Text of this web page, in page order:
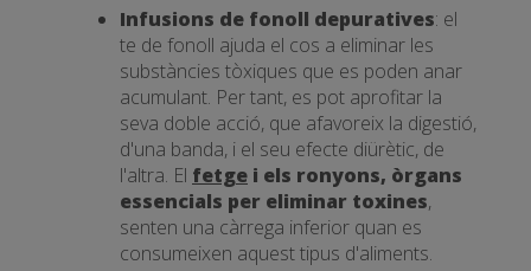
Infusions de fonoll depuratives: el
te de fonoll ajuda el cos a eliminar les
substàncies tòxiques que es poden anar
acumulant. Per tant, es pot aprofitar la
seva doble acció, que afavoreix la digestió,
d'una banda, i el seu efecte diürètic, de
l'altra. El fetge i els ronyons, òrgans
essencials per eliminar toxines,
senten una càrrega inferior quan es
consumeixen aquest tipus d'aliments.